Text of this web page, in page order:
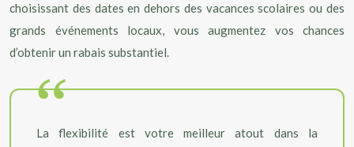
choisissant des dates en dehors des vacances scolaires ou des
grands événements locaux, vous augmentez vos chances
d’obtenir un rabais substantiel.
La flexibilité est votre meilleur atout dans la